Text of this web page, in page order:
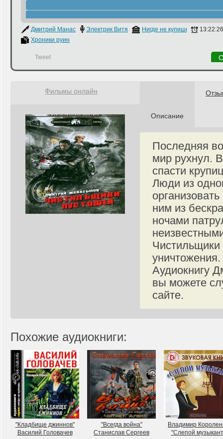
Дмитрий МанасыповЭлектрик Витя Нигде не купишь
13:22:26
Хроники руин
Tweet
Описание
Последняя
мир рухнул.
спасти
Люди из
ним из
ночами
Чистильщики
уничтожения.
Аудиокнигу
вы можете
сайте.
Фильмы онлайн
Похожие аудиокниги:
"Кладбище джиннов"
Василий Головачев
"Всегда война"
Станислав Сергеев
Владимир
"Слепой